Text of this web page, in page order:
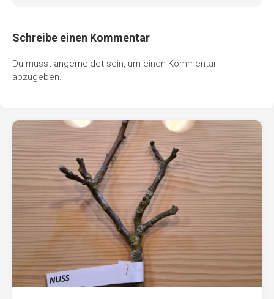
Schreibe einen Kommentar
Du musst angemeldet sein, um einen Kommentar
abzugeben.